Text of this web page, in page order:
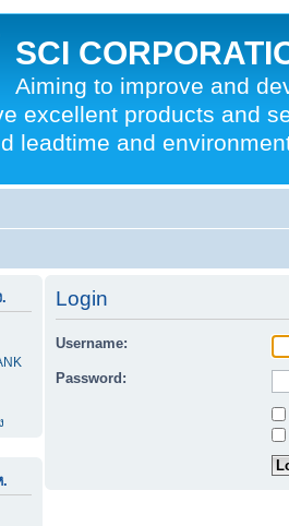
SCI
Aiming to improve and
excellent products and
leadtime and
.
Login
Username:
Password: